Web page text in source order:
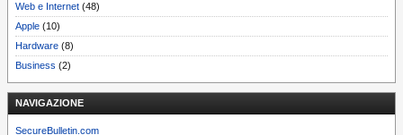
Web e Internet (48)
Apple (10)
Hardware (8)
Business (2)
NAVIGAZIONE
SecureBulletin.com